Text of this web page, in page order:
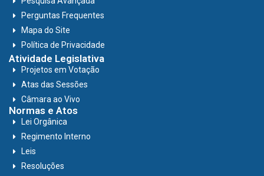
Perguntas Frequentes
Mapa do Site
Política de Privacidade
Atividade Legislativa
Projetos em Votação
Atas das Sessões
Câmara ao Vivo
Normas e Atos
Lei Orgânica
Regimento Interno
Leis
Resoluções